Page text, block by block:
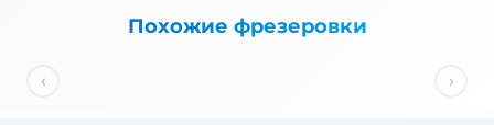
Похожие фрезеровки
‹ ›